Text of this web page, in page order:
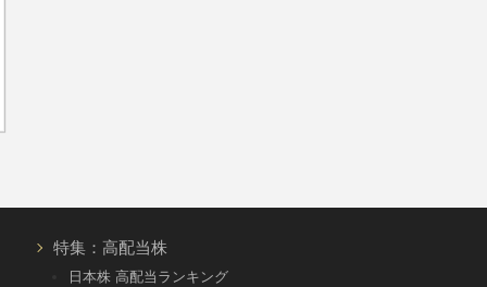
特集：高配当株
日本株 高配当ランキング